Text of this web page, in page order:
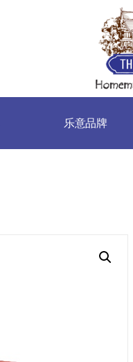
Thai
Food
&
Friends
乐意品牌